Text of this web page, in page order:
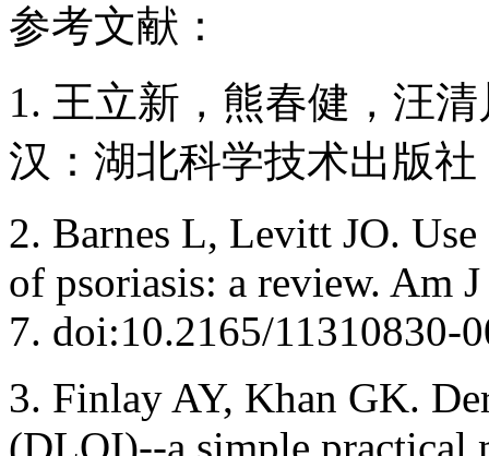
参考文献：
1. 王立新，熊春健，汪
汉：湖北科学技术出版社
2. Barnes L, Levitt JO.
of psoriasis: a review. Am
7. doi:10.2165/11310830-
3. Finlay AY, Khan GK.
(DLQI)--a simple practical